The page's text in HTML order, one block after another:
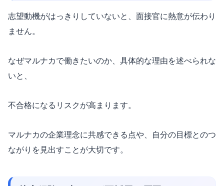
志望動機がはっきりしていないと、面接官に熱意が伝わり
ません。
なぜマルナカで働きたいのか、具体的な理由を述べられな
いと、
不合格になるリスクが高まります。
マルナカの企業理念に共感できる点や、自分の目標とのつ
ながりを見出すことが大切です。